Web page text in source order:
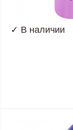
✓ В наличии